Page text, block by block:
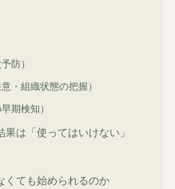
防）
・組織状態の把握）
期検知）
は「使ってはいけない」
くても始められるのか